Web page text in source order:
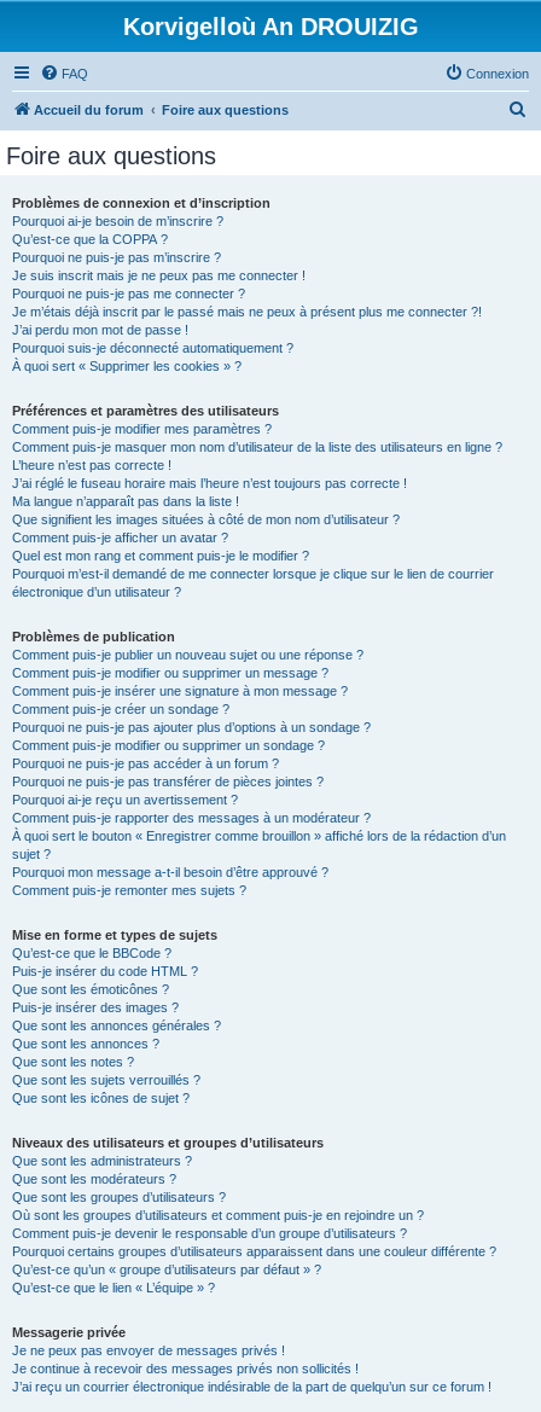
Korvigelloù An DROUIZIG
FAQ Connexion
Accueil du forum Foire aux questions
Foire aux questions
Problèmes de connexion et d’inscription
Pourquoi ai-je besoin de m’inscrire ?
Qu’est-ce que la COPPA ?
Pourquoi ne puis-je pas m’inscrire ?
Je suis inscrit mais je ne peux pas me connecter !
Pourquoi ne puis-je pas me connecter ?
Je m’étais déjà inscrit par le passé mais ne peux à présent plus me connecter ?!
J’ai perdu mon mot de passe !
Pourquoi suis-je déconnecté automatiquement ?
À quoi sert « Supprimer les cookies » ?
Préférences et paramètres des utilisateurs
Comment puis-je modifier mes paramètres ?
Comment puis-je masquer mon nom d’utilisateur de la liste des utilisateurs en ligne ?
L’heure n’est pas correcte !
J’ai réglé le fuseau horaire mais l’heure n’est toujours pas correcte !
Ma langue n’apparaît pas dans la liste !
Que signifient les images situées à côté de mon nom d’utilisateur ?
Comment puis-je afficher un avatar ?
Quel est mon rang et comment puis-je le modifier ?
Pourquoi m’est-il demandé de me connecter lorsque je clique sur le lien de courrier
électronique d’un utilisateur ?
Problèmes de publication
Comment puis-je publier un nouveau sujet ou une réponse ?
Comment puis-je modifier ou supprimer un message ?
Comment puis-je insérer une signature à mon message ?
Comment puis-je créer un sondage ?
Pourquoi ne puis-je pas ajouter plus d’options à un sondage ?
Comment puis-je modifier ou supprimer un sondage ?
Pourquoi ne puis-je pas accéder à un forum ?
Pourquoi ne puis-je pas transférer de pièces jointes ?
Pourquoi ai-je reçu un avertissement ?
Comment puis-je rapporter des messages à un modérateur ?
À quoi sert le bouton « Enregistrer comme brouillon » affiché lors de la rédaction d’un
sujet ?
Pourquoi mon message a-t-il besoin d’être approuvé ?
Comment puis-je remonter mes sujets ?
Mise en forme et types de sujets
Qu’est-ce que le BBCode ?
Puis-je insérer du code HTML ?
Que sont les émoticônes ?
Puis-je insérer des images ?
Que sont les annonces générales ?
Que sont les annonces ?
Que sont les notes ?
Que sont les sujets verrouillés ?
Que sont les icônes de sujet ?
Niveaux des utilisateurs et groupes d’utilisateurs
Que sont les administrateurs ?
Que sont les modérateurs ?
Que sont les groupes d’utilisateurs ?
Où sont les groupes d’utilisateurs et comment puis-je en rejoindre un ?
Comment puis-je devenir le responsable d’un groupe d’utilisateurs ?
Pourquoi certains groupes d’utilisateurs apparaissent dans une couleur différente ?
Qu’est-ce qu’un « groupe d’utilisateurs par défaut » ?
Qu’est-ce que le lien « L’équipe » ?
Messagerie privée
Je ne peux pas envoyer de messages privés !
Je continue à recevoir des messages privés non sollicités !
J’ai reçu un courrier électronique indésirable de la part de quelqu’un sur ce forum !